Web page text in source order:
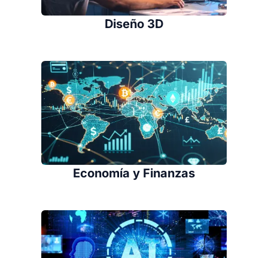
Diseño 3D
Economía y Finanzas